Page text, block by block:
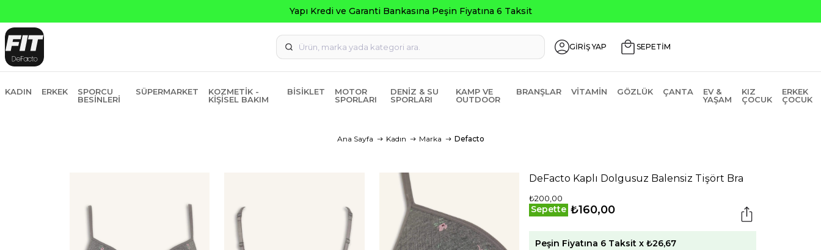
GİRİŞ YAP SEPETİM
KADIN ERKEK
SPORCU
BESINLERI
SÜPERMARKET
KOZMETIK -
KIŞISEL BAKIM
BISIKLET
MOTOR
SPORLARI
DENIZ & SU
SPORLARI
KAMP VE
OUTDOOR
BRANŞLAR VITAMIN GÖZLÜK ÇANTA
EV &
YAŞAM
KIZ
ÇOCUK
ERKEK
ÇOCUK
Ana Sayfa Kadın Marka Defacto
DeFacto Kaplı Dolgusuz Balensiz Tişört Bra
₺200,00
Sepette ₺160,00
Peşin Fiyatına 6 Taksit x ₺26,67